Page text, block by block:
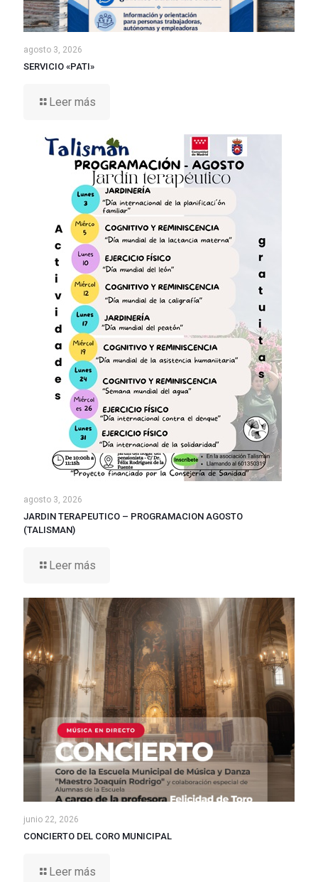
agosto 3, 2026
SERVICIO «PATI»
Leer más
agosto 3, 2026
JARDIN TERAPEUTICO – PROGRAMACION AGOSTO
(TALISMAN)
Leer más
junio 22, 2026
CONCIERTO DEL CORO MUNICIPAL
Leer más